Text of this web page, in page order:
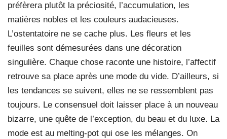
préfèrera plutôt la préciosité, l’accumulation, les
matières nobles et les couleurs audacieuses.
L’ostentatoire ne se cache plus. Les fleurs et les
feuilles sont démesurées dans une décoration
singulière. Chaque chose raconte une histoire, l’affectif
retrouve sa place après une mode du vide. D’ailleurs, si
les tendances se suivent, elles ne se ressemblent pas
toujours. Le consensuel doit laisser place à un nouveau
bizarre, une quête de l’exception, du beau et du luxe. La
mode est au melting-pot qui ose les mélanges. On